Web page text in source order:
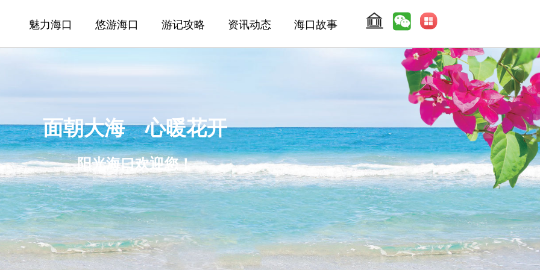
魅力海口 悠游海口 游记攻略 资讯动态 海口故事
面朝大海 心暖花开
阳光海口欢迎您！